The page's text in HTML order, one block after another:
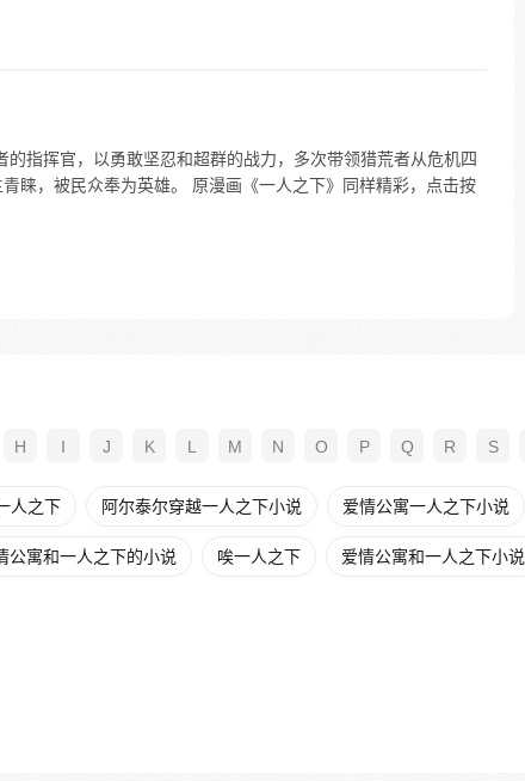
的指挥官，以勇敢坚忍和超群的战力，多次带领猎荒者从危机四
睐，被民众奉为英雄。 原漫画《一人之下》同样精彩，点击按
H I J K L M N O P Q R S
人之下 阿尔泰尔穿越一人之下小说 爱情公寓一人之下小说
公寓和一人之下的小说 唉一人之下 爱情公寓和一人之下小说